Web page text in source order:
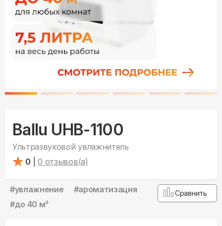
Ballu UHB-1100
Ультразвуковой увлажнитель
0
0 отзывов(а)
#увлажнение #ароматизация
#до 40 м²
Сравнить